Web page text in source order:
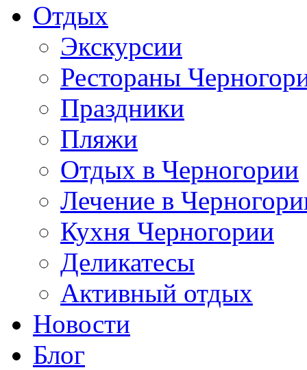
Отдых
Экскурсии
Рестораны
Праздники
Пляжи
Отдых в Черногории
Лечение в
Кухня Черногории
Деликатесы
Активный отдых
Новости
Блог